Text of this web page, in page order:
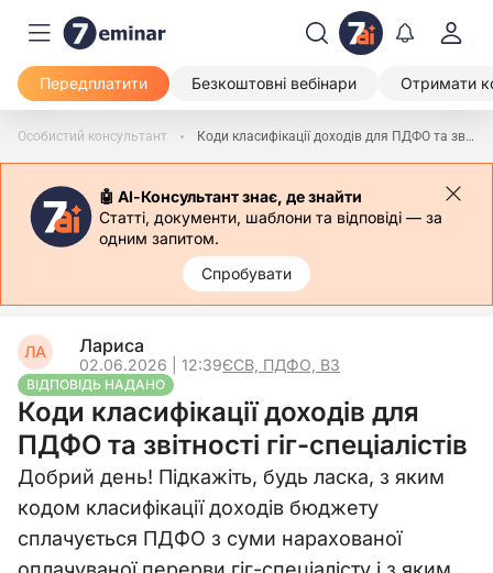
Передплатити Безкоштовні вебінари Отримати
Особистий консультант Коди класифікації доходів для ПДФО та звітності гіг-спеціалістів
🤖 АІ-Консультант знає, де знайти
Статті, документи, шаблони та відповіді — за
одним запитом.
Спробувати
ЛА Лариса
02.06.2026 | 12:39ЄСВ, ПДФО, ВЗ
ВІДПОВІДЬ НАДАНО
Коди класифікації доходів для
ПДФО та звітності гіг-спеціалістів
Добрий день! Підкажіть, будь ласка, з яким
кодом класифікації доходів бюджету
сплачується ПДФО з суми нарахованої